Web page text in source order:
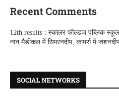
Recent Comments
12th results : स्कालर फील्डज पब्लिक स्कूल
नान मैडीकल में सिमरनदीप, कामर्स में
SOCIAL NETWORKS